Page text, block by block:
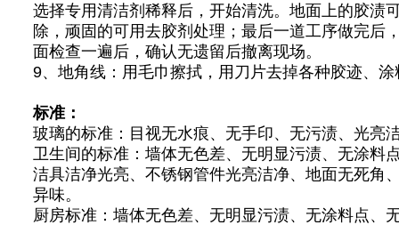
选择专用清洁剂稀释后，开始清洗。地面上的胶渍
除，顽固的可用去胶剂处理；最后一道工序做完后
面检查一遍后，确认无遗留后撤离现场。
9、地角线：用毛巾擦拭，用刀片去掉各种胶迹、
标准：
玻璃的标准：目视无水痕、无手印、无污渍、光亮
卫生间的标准：墙体无色差、无明显污渍、无涂料
洁具洁净光亮、不锈钢管件光亮洁净、地面无死角
异味。
厨房标准：墙体无色差、无明显污渍、无涂料点、